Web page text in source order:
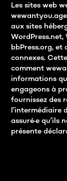
Les sites web
aux sites
bbPress.org, et
connexes.
comment
informations
engageons à
fournissez des
l’intermédiaire
assuré·e
présente